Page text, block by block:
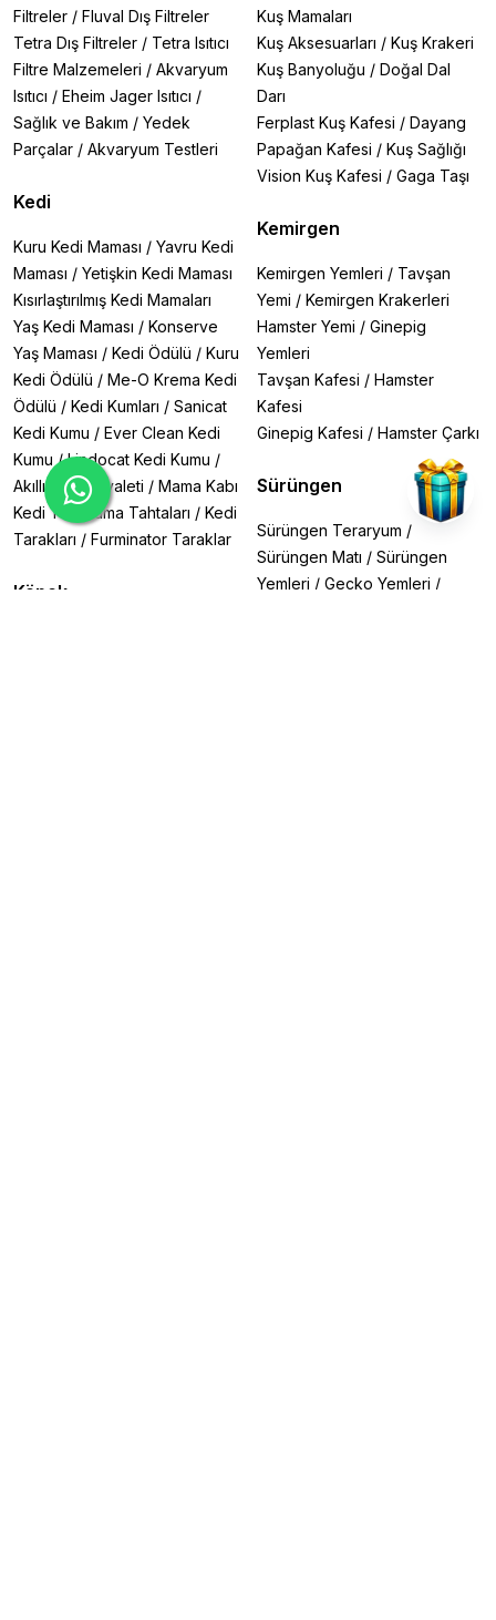
Atakan Pet Shop’ta Satılan Su Düzenleyici Çeşitleri
1. Su Hazırlayıcılar (Seachem Prime, Tetra AquaSafe,
🔹 İlk Yardım Çantası: Klor, kloramin ve ağır metalleri
anında nötralize eder.
Her su değişiminde kullanılması
gereken temel üründür.
Aynı zamanda açığa çıkmış
amonyak ve nitriti, balıklar için daha az toksik bir forma
dönüştürerek acil durumlarda hayat kurtarır.
2. Bakteri Kültürleri (Seachem Stability, Sera Bio
Nitrivec)
🔹 Biyolojik Denge Desteği:
Yeni kurulan veya filtresi
sarsılmış akvaryumlarda faydalı bakteri kolonilerini
hızla oluşturur, azot döngüsünü hızlandırır.
🔹 Direnç Artırıcı:Düzenli kullanım, biyolojik filtrenizin
performansını artırarak daha stabil bir su kalitesi sağlar.
3. pH ve Sertlik Düzenleyiciler (Sera pH Minus,
Shrimps Forever GH+)
🔹 Türe Özel Su: Discus, Malawi Chiclidleri, karidesler
gibi özel su parametreleri isteyen canlılarınız için suyu
ideal hale getirin.
🔹 Hassas Ayarlama:Sıvı veya toz formülleriyle
suyunuzun pH, GH ve KH değerlerini güvenle
ayarlayın.
Filtreler / Fluval Dış Filtreler
Tetra Dış Filtreler / Tetra Isıtıcı
Filtre Malzemeleri / Akvaryum
Isıtıcı / Eheim Jager Isıtıcı /
Sağlık ve Bakım / Yedek
Parçalar / Akvaryum Testleri
Kedi
Kuru Kedi Maması / Yavru Kedi
Maması / Yetişkin Kedi Maması
Kısırlaştırılmış Kedi Mamaları
Yaş Kedi Maması / Konserve
Yaş Maması / Kedi Ödülü / Kuru
Kedi Ödülü / Me-O Krema Kedi
Ödülü / Kedi Kumları / Sanicat
Kedi Kumu / Ever Clean Kedi
Kumu /Lindocat Kedi Kumu /
Akıllı Kedi Tuvaleti / Mama Kabı
Kedi Tırmalama Tahtaları / Kedi
Tarakları / Furminator Taraklar
Köpek
Kuş Mamaları
Kuş Aksesuarları / Kuş Krakeri
Kuş Banyoluğu / Doğal Dal
Darı
Ferplast Kuş Kafesi / Dayang
Papağan Kafesi / Kuş Sağlığı
Vision Kuş Kafesi / Gaga Taşı
Kemirgen
Kemirgen Yemleri / Tavşan
Yemi / Kemirgen Krakerleri
Hamster Yemi / Ginepig
Yemleri
Tavşan Kafesi / Hamster
Kafesi
Ginepig Kafesi / Hamster Çarkı
Sürüngen
Sürüngen Teraryum /
Sürüngen Matı / Sürüngen
Yemleri / Gecko Yemleri /